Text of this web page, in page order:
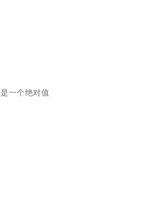
一个绝对值